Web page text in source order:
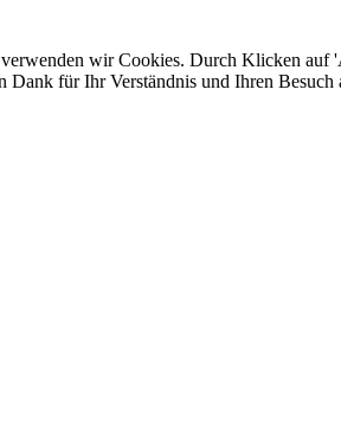
wir Cookies. Durch Klicken auf
für Ihr Verständnis und Ihren Besuch